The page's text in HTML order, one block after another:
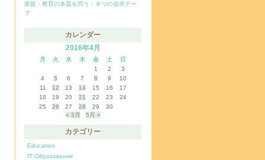
家庭・教育の本質を問う：８つの追求テー
マ
カレンダー
2016年4月
月 火 水 木 金 土
日
1
2
3
4
5 6 7 8 9
10
11
12 13 14 15 16
17
18
19 20 21 22 23
24
25
26 27 28 29
30
« 3月
5月 »
カテゴリー
Education
IT Образование